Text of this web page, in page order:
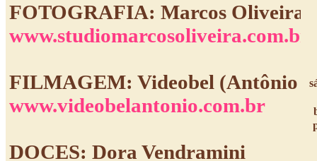
FOTOGRAFIA: Marcos Oliveira
www.studiomarcosoliveira.com.br
FILMAGEM: Videobel (Antônio e
www.videobelantonio.com.br
DOCES: Dora Vendramini